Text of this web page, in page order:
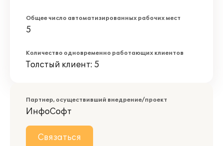
Общее число автоматизированных рабочих мест
5
Количество одновременно работающих клиентов
Толстый клиент: 5
Партнер, осуществивший внедрение/проект
ИнфоСофт
Связаться